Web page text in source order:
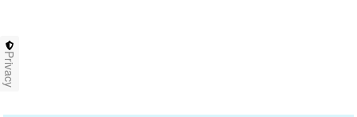
Privacy